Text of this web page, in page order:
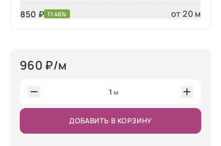
850 ₽ 11.46% от 20 м
960 ₽/м
1 м
ДОБАВИТЬ В КОРЗИНУ